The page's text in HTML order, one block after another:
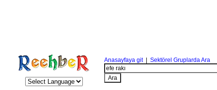
Anasayfaya git| Sektörel Gruplarda Ara